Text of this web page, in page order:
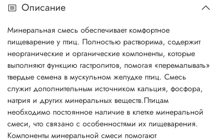
Описание
Минеральная смесь обеспечивает комфортное
пищеварение у птиц. Полностью растворима, содержит
неорганические и органические компоненты, которые
выполняют функцию гастролитов, помогая «перемалывать»
твердые семена в мускульном желудке птиц. Смесь
служит дополнительным источником кальция, фосфора,
натрия и других минеральных веществ.Птицам
необходимо постоянное наличие в клетке минеральной
смеси, что связано с особенностями их пищеварения.
Компоненты минеральной смеси помогают